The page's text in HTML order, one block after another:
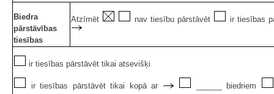
Biedra
pārstāvības
tiesības
Atzīmēt nav tiesību pārstāvēt ir tiesības
ir tiesības pārstāvēt tikai atsevišķi
ir tiesības pārstāvēt tikai kopā ar ______ biedriem